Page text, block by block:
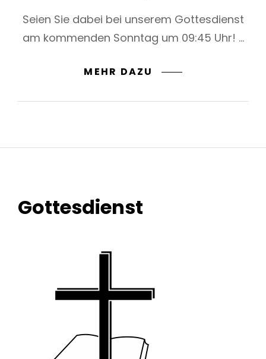
Seien Sie dabei bei unserem Gottesdienst
am kommenden Sonntag um 09:45 Uhr! …
MEHR DAZU
SIE
EINGELADEN!
Gottesdienst